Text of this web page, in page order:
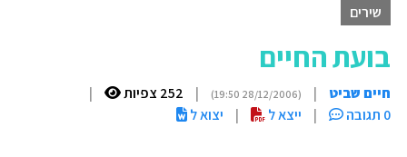
שירים
בועת החיים
חיים שביט |
(28/12/2006 19:50)
| 252 צפיות
|
0 תגובה
| ייצא ל | יצוא ל